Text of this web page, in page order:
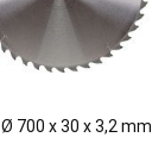
700 x 30 x 3,2 mm